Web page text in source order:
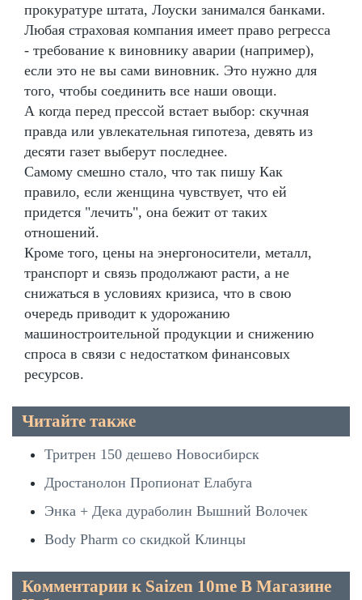
прокуратуре штата, Лоуски занимался банками.
Любая страховая компания имеет право регресса
- требование к виновнику аварии (например),
если это не вы сами виновник. Это нужно для
того, чтобы соединить все наши овощи.
А когда перед прессой встает выбор: скучная
правда или увлекательная гипотеза, девять из
десяти газет выберут последнее.
Самому смешно стало, что так пишу Как
правило, если женщина чувствует, что ей
придется "лечить", она бежит от таких
отношений.
Кроме того, цены на энергоносители, металл,
транспорт и связь продолжают расти, а не
снижаться в условиях кризиса, что в свою
очередь приводит к удорожанию
машиностроительной продукции и снижению
спроса в связи с недостатком финансовых
ресурсов.
Читайте также
Тритрен 150 дешево Новосибирск
Дростанолон Пропионат Елабуга
Энка + Дека дураболин Вышний Волочек
Body Pharm со скидкой Клинцы
Комментарии к Saizen 10me В Магазине